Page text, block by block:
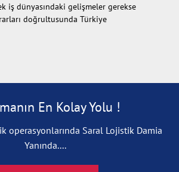
iş dünyasındaki gelişmeler gerekse
doğrultusunda Türkiye
En Kolay Yolu !
operasyonlarında Saral Lojistik Damia
Yanında....